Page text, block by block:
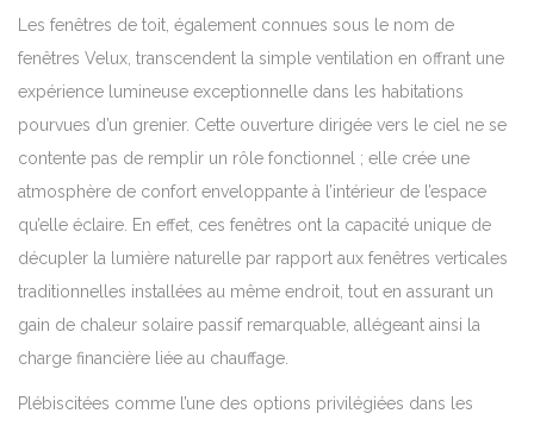
Les fenêtres de toit, également connues sous le nom de
fenêtres Velux, transcendent la simple ventilation en offrant une
expérience lumineuse exceptionnelle dans les habitations
pourvues d’un grenier. Cette ouverture dirigée vers le ciel ne se
contente pas de remplir un rôle fonctionnel ; elle crée une
atmosphère de confort enveloppante à l’intérieur de l’espace
qu’elle éclaire. En effet, ces fenêtres ont la capacité unique de
décupler la lumière naturelle par rapport aux fenêtres verticales
traditionnelles installées au même endroit, tout en assurant un
gain de chaleur solaire passif remarquable, allégeant ainsi la
charge financière liée au chauffage.
Plébiscitées comme l’une des options privilégiées dans les